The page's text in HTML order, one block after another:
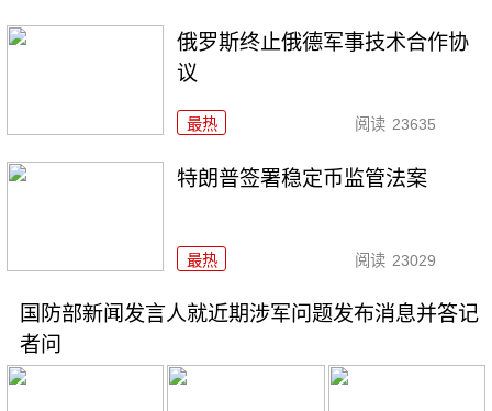
俄罗斯终止俄德军事技术合作协
议
最热 阅读 23635
特朗普签署稳定币监管法案
最热 阅读 23029
国防部新闻发言人就近期涉军问题发布消息并答记
者问